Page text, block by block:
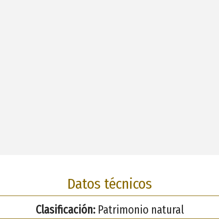
Datos técnicos
Clasificación:Patrimonio natural